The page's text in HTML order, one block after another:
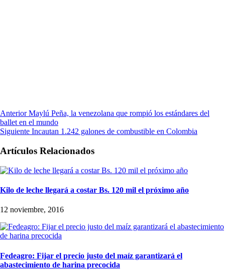
Anterior Maylú Peña, la venezolana que rompió los estándares del
ballet en el mundo
Siguiente Incautan 1.242 galones de combustible en Colombia
Artículos Relacionados
Kilo de leche llegará a costar Bs. 120 mil el próximo año
12 noviembre, 2016
Fedeagro: Fijar el precio justo del maíz garantizará el
abastecimiento de harina precocida